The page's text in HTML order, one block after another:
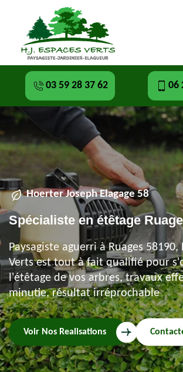
03 59 28 37 62 06
Hoerter Joseph Elagage 58
Spécialiste en étêtage
Paysagiste aguerri à Ruages 58190,
Verts est tout à fait qualifié pour
l'étêtage de vos arbres, travaux
minutie, résultat irréprochable
Voir Nos Realisations